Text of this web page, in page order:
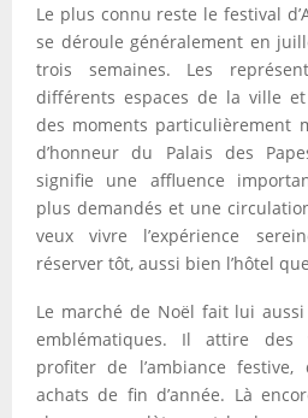
Le plus connu reste le festival
se déroule généralement en
trois semaines. Les
différents espaces de la ville et
des moments particulièrement
d’honneur du Palais des
signifie une affluence
plus demandés et une
veux vivre l’expérience
réserver tôt, aussi bien l’hôtel
Le marché de Noël fait lui
emblématiques. Il attire des
profiter de l’ambiance
achats de fin d’année. Là